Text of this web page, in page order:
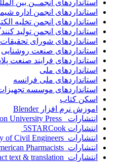
استانداردهای انجمــن بين
استانداردهای انجمن اداره
استانداردهای انجمن تخليه
استانداردهای انجمن توليد
استانداردهای شورای
استانداردهای صنعت روشنایی
استانداردهای فرايند صنعت
استانداردهای ملی
استانداردهای ملی فرانسه
استانداردهای موسسه
اسکن کتاب
اموزش نرم افزار Blender
انتشارات Princeton University Press
انتشارات ‎ 5STARCook
انتشارات Amer Society of Civil Engineers
انتشارات American Pharmacists
انتشارات artefact text & translation